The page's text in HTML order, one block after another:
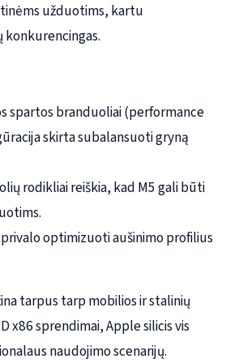
užduotims, kartu
spartos branduoliai (performance
skirta subalansuoti gryną
rodikliai reiškia, kad M5 gali būti
optimizuoti aušinimo profilius
tarpus tarp mobilios ir stalinių
x86 sprendimai, Apple silicis vis
naudojimo scenarijų.